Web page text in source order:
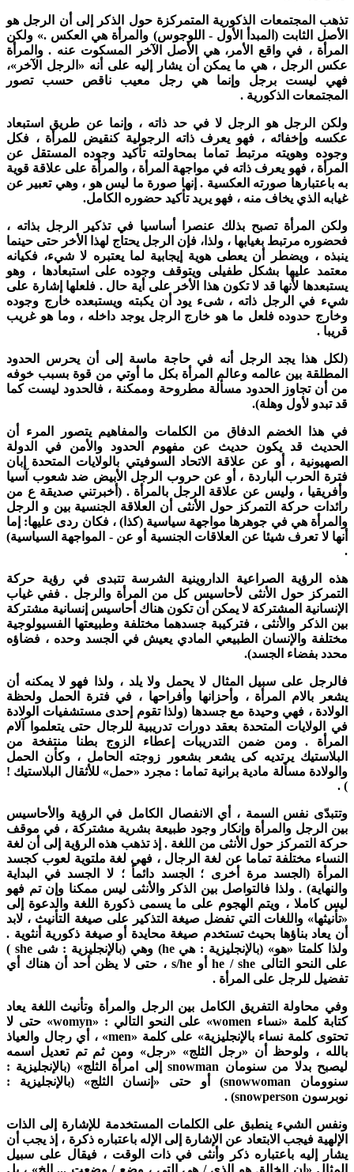
المجتمعات الذكورية المتمركزة حول الذكر إلى أن الرجل هو
الثابت (المبدأ الأول - اللوجوس) والمرأة هي العكس .» ولكن
، في واقع الأمر، هي الأصل الآخر المسكوت عنه . والمرأة
الرجل ، هي ما يمكن أن يشار إليه على أنه «الرجل الآخر»،
ليست برجل وإنما هي رجل معيب ناقص حسب تصور
الذكورية .
الرجل هو الرجل لا في حد ذاته ، وإنما عن طريق استبعاد
وإخفائه ، فهو يعرف ذاته الرجولية كنقيض للمرأة ، فكل
وهويته مرتبط تماما بمحاولته تأكيد وجوده المستقل عن
، فهو يعرف ذاته في مواجهة المرأة ، والمرأة على علاقة قوية
باعتبارها صورته العكسية . إنها صورة ما ليس هو ، وهي تعبير عن
الذي يخاف منه ، فهو يريد تأكيد حضوره الكامل.
المرأة تصبح بذلك عنصرا أساسيا في تذكير الرجل بذاته ،
مرتبط بغيابها ، ولذا، فإن الرجل يحتاج لهذا الأخر حتى حينما
، ويضطر أن يعطى هوية إيجابية لما يعتبره لا شيء، فكيانه
عليها بشكل طفيلی ويتوقف وجوده على استبعادها ، وهو
لأنها قد لا تكون هذا الأخر على أية حال . فلعلها إشارة على
في الرجل ذاته ، شیء يود أن يكبته ويستبعده خارج وجوده
حدوده فلعل ما هو خارج الرجل يوجد داخله ، وما هو غريب
.
هذا يجد الرجل أنه في حاجة ماسة إلى أن يحرس الحدود
بين عالمه وعالم المرأة بكل ما أوتي من قوة بسبب خوفه
أن تجاوز الحدود مسألة مطروحة وممكنة ، فالحدود لیست كما
تبدو لأول وهلة).
هذا الخضم الدفاق من الكلمات والمفاهيم يتصور المرء أن
قد يكون حديث عن مفهوم الحدود والأمن في الدولة
، أو عن علاقة الاتحاد السوفيتي بالولايات المتحدة إبان
الحرب الباردة ، أو عن حروب الرجل الأبيض ضد شعوب آسيا
، وليس عن علاقة الرجل بالمرأة . (أخبرتني صديقة ع من
حركة التمرکز حول الأنثى أن العلاقة الجنسية بين و الرجل
هي في جوهرها مواجهة سياسية (كذا) ، فكان ردی عليها: إما
لا تعرف شيئا عن العلاقات الجنسية أو عن - المواجهة السياسية)
الرؤية الصراعية الداروينية الشرسة تتبدى في رؤية حركة
حول الأنثى لأحاسيس كل من المرأة والرجل . ففي غياب
المشتركة لا يمكن أن تكون هناك أحاسيس إنسانية مشتركة
الذكر والأنثى ، فتركيبة جسدهما مختلفة وطبيعتها الفسيولوجية
والإنسان الطبيعي المادي يعيش في الجسد وحده ، فضاؤه
بفضاء الجسد).
على سبيل المثال لا يحمل ولا يلد ، ولذا فهو لا يمكنه أن
بالام المرأة ، وأحزانها وأفراحها ، في فترة الحمل ولحظة
، فهي وحيدة مع جسدها (ولذا تقوم إحدى مستشفيات الولادة
الولايات المتحدة بعقد دورات تدريبية للرجال حتى يتعلموا آلام
. ومن ضمن التدريبات إعطاء الزوج بطنا منتفخة من
يرتديه کی يشعر بشعور زوجته الحامل ، وكأن الحمل
مسألة مادية برانية تماما : مجرد «حمل» للأثقال البلاستيك !
)
نفس السمة ، أي الانفصال الكامل في الرؤية والأحاسيس
الرجل والمرأة وإنكار وجود طبيعة بشرية مشتركة ، في موقف
التمرکز حول الأنثى من اللغة . إذ تذهب هذه الرؤية إلى أن لغة
مختلفة تماما عن لغة الرجال ، فهي لغة ملتوية لعوب كجسد
(الجسد مرة أخرى ؛ الجسد دائمأ ؛ لا الجسد في البداية
. ولذا فالتواصل بين الذكر والأنثى ليس ممكنا وإن تم فهو
کاملا ، ويتم الهجوم على ما يسمى ذكورة اللغة والدعوة إلى
واللغات التي تفضل صيغة التذكير على صيغة التأنيث ، لابد
يعاد بناؤها بحيث تستخدم صيغة محايدة أو صيغة ذكورية أنثوية .
كلمتا «هو» (بالإنجليزية : هي he) وهي (بالإنجليزية : شی she
)
النحو التالى he / sheأوs/he، حتى لا يظن أحد أن هناك أي
للرجل على المرأة .
محاولة التفريق الكامل بين الرجل والمرأة وتأنيث اللغة يعاد
كلمة «نساءwomen» على النحو التالي : « womyn» حتى لا
کلمة نساء بالإنجليزية» على كلمة « men» ، أي رجال والعياذ
، ولوحظ أن «رجل الثلج» «رجل» ومن ثم تم تعديل اسمه
بدلا من سنومانsnowmanإلى امرأة الثلج» (بالإنجليزية :
snowwoman) أو حتى «إنسان الثلج» (بالإنجليزية :
snowperson
) .
الشيء ينطبق على الكلمات المستخدمة للإشارة إلى الذات
فيجب الابتعاد عن الإشارة إلى الإله باعتباره ذکرة ، إذ يجب أن
إليه باعتباره ذكر وأنثى في ذات الوقت ، فيقال على سبيل
«إن الخالق هو الذي / هي التي ، وضع / وضعت ... إلخ» ، بل